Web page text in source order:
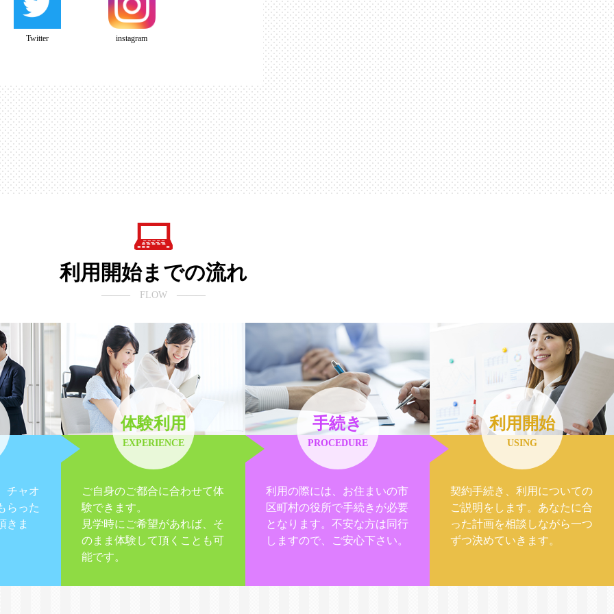
Twitter instagram
利用開始までの流れ
――― FLOW ―――
チャオ
らった
きま
体験利用
EXPERIENCE
ご自身のご都合に合わせて体
験できます。
見学時にご希望があれば、そ
のまま体験して頂くことも可
能です。
手続き
PROCEDURE
利用の際には、お住まいの市
区町村の役所で手続きが必要
となります。不安な方は同行
しますので、ご安心下さい。
利用開始
USING
契約手続き、利用についての
ご説明をします。あなたに合
った計画を相談しながら一つ
ずつ決めていきます。